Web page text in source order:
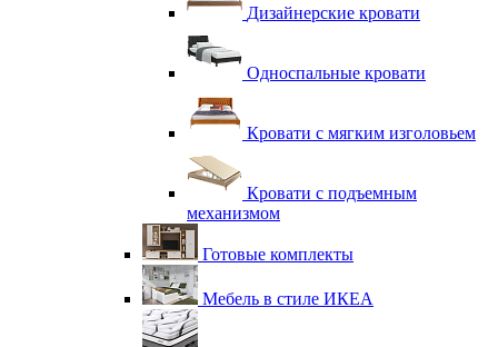
Дизайнерские кровати
Односпальные кровати
Кровати с мягким изголовьем
Кровати с подъемным
механизмом
Готовые комплекты
Мебель в стиле ИКЕА